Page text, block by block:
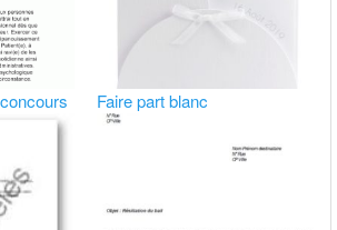
Faire part blanc